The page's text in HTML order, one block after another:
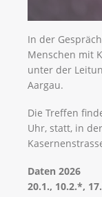
In der
Menschen mit
unter der
Aargau.
Die Treffen
Uhr, statt, in
Daten 2026
20.1., 10.2.*,